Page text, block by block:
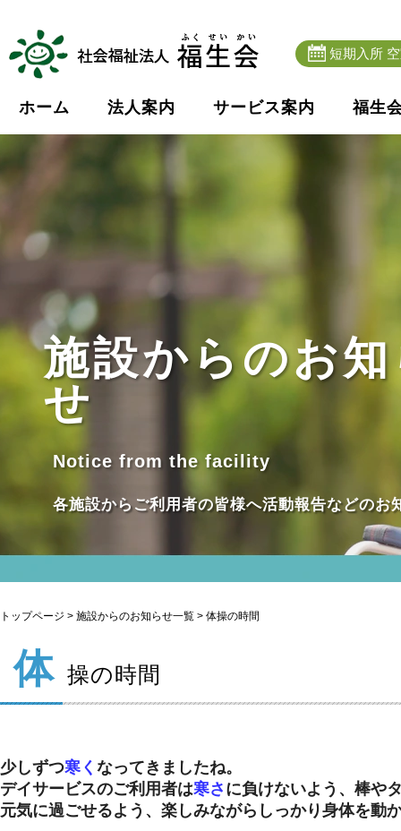
短期入所
ホーム 法人案内 サービス案内 福生
施設からのお
せ
Notice from the facility
各施設からご利用者の皆様へ活動報告などのお
トップページ > 施設からのお知らせ一覧 > 体操の時間
体 操の時間
少しずつ寒く なってきましたね。
デイサービスのご利用者は寒さ に負けないよう、棒や
元気に過ごせるよう、楽しみながらしっかり身体を動